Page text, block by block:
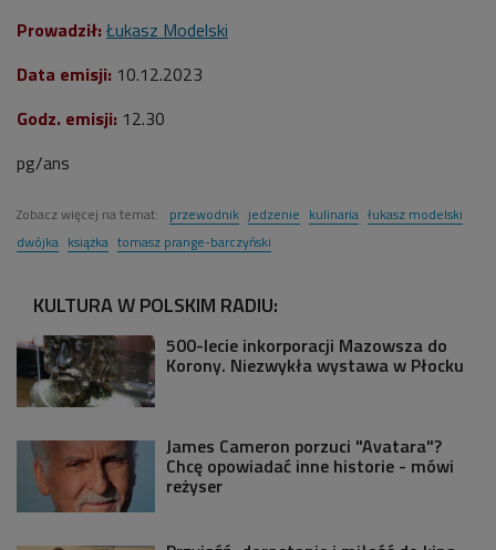
Prowadził: Łukasz Modelski
Data emisji: 10.12.2023
Godz. emisji: 12.30
pg/ans
Zobacz więcej na temat: przewodnik jedzenie kulinaria łukasz modelski
dwójka książka tomasz prange-barczyński
KULTURA W POLSKIM RADIU:
500-lecie inkorporacji Mazowsza do
Korony. Niezwykła wystawa w Płocku
James Cameron porzuci "Avatara"?
Chcę opowiadać inne historie - mówi
reżyser